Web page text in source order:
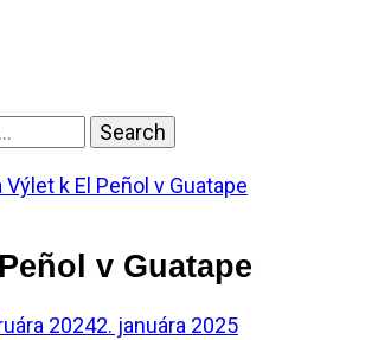
Výlet k El Peñol v Guatape
v Guatape
20242. januára 2025